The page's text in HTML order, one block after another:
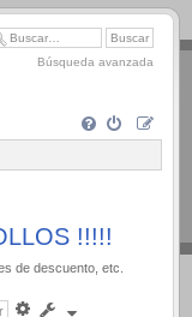
Búsqueda avanzada
!!!!!
de descuento, etc.
Búsqueda